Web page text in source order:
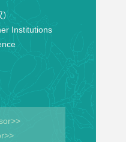
Institutions